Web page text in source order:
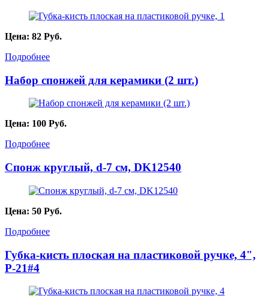
Цена: 82 Руб.
Подробнее
Набор спонжей для керамики (2 шт.)
Цена: 100 Руб.
Подробнее
Спонж круглый, d-7 см, DK12540
Цена: 50 Руб.
Подробнее
Губка-кисть плоская на пластиковой ручке, 4",
P-21#4